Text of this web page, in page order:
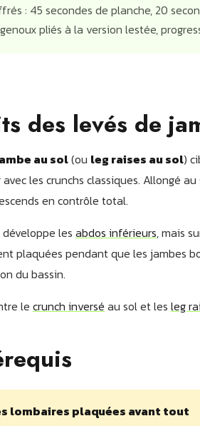
: 45 secondes de planche, 20
pliés à la version lestée,
des levés de
au sol(ou leg raises au sol)
les crunchs classiques. Allongé
en contrôle total.
les abdos inférieurs, mais
plaquées pendant que les jambes
du bassin.
le crunch inversé au sol et les leg
lombaires plaquées avant tout